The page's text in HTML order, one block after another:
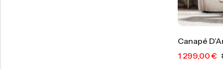
Canapé
1 299,00€